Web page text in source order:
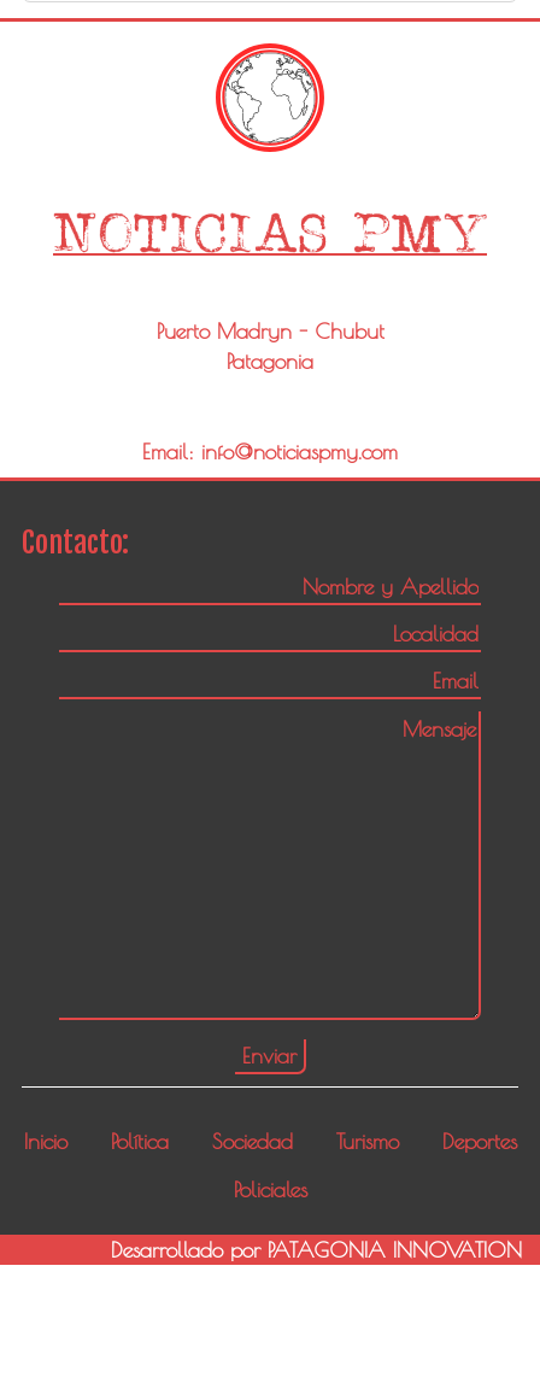
Puerto Madryn - Chubut
Patagonia
Email: info@noticiaspmy.com
Contacto:
Inicio Política Sociedad Turismo
Deportes
Policiales
Desarrollado por PATAGONIA INNOVATION